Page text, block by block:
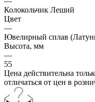
Колокольчик Леший
Цвет
—
Ювелирный сплав
Высота, мм
—
55
Цена действительна
отличаться от цен в